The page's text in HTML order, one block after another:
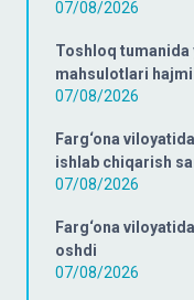
07/08/2026
Toshloq
mahsulotlari
07/08/2026
Farg‘ona
ishlab chiqarish
07/08/2026
Farg‘ona
oshdi
07/08/2026